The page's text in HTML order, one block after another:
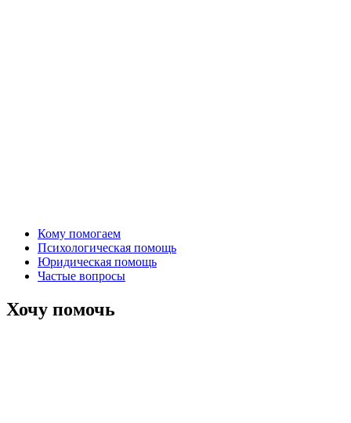
Кому помогаем
Психологическая помощь
Юридическая помощь
Частые вопросы
Хочу помочь